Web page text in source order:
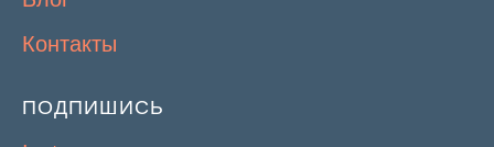
Контакты
ПОДПИШИСЬ